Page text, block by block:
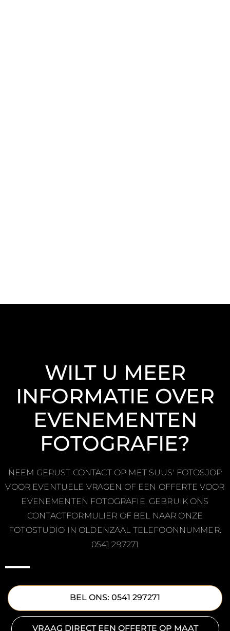
WILT U MEER
INFORMATIE OVER
EVENEMENTEN
FOTOGRAFIE?
NEEM GERUST CONTACT OP MET SUUS' FOTOSJOP
VOOR EVENTUELE VRAGEN OF EEN OFFERTE VOOR
EVENEMENTEN FOTOGRAFIE. GEBRUIK ONS
CONTACTFORMULIER OF BEL NAAR ONZE
FOTOSTUDIO IN OLDENZAAL TELEFOONNUMMER:
0541 297271
BEL ONS: 0541 297271
VRAAG DIRECT EEN OFFERTE OP MAAT